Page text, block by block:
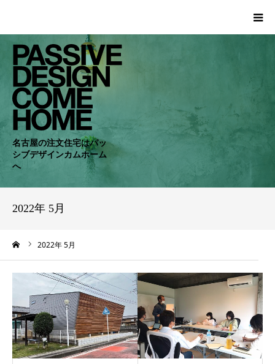
名古屋の注文住宅はパッ
シブデザインカムホーム
へ
2022年 5月
2022年 5月
HOME
WORKS
COMPANY
CONCEPT
NEWS
BLOG
CONTACT